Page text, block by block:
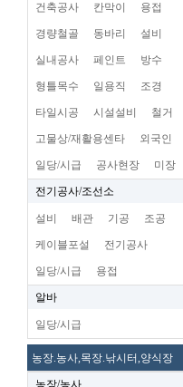
건축공사 칸막이 용접
경량철골 동바리 설비
실내공사 페인트 방수
형틀목수 일용직 조경
타일시공 시설설비 철거
고물상/재활용센타 외국인
일당/시급 공사현장 미장
전기공사/조선소
설비 배관 기공 조공
케이블포설 전기공사
일당/시급 용접
알바
일당/시급
농장.농사,목장.낚시터,양식장
농장/농사